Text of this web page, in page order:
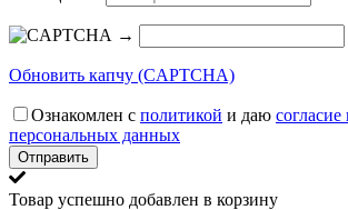
→
Обновить капчу (CAPTCHA)
Ознакомлен с политикой и даю
персональных данных
Товар успешно добавлен в корзину